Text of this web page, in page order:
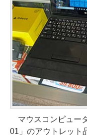
マウスコンピュー
01」のアウトレット